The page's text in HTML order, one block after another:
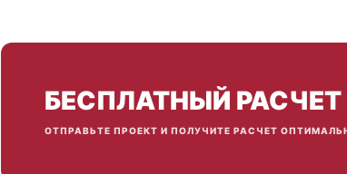
БЕСПЛАТНЫЙ
ОТПРАВЬТЕ ПРОЕКТ И ПОЛУЧИТЕ РАСЧЕТ